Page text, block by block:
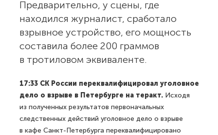
Предварительно, у сцены, где
находился журналист, сработало
взрывное устройство, его мощность
составила более 200 граммов
в тротиловом эквиваленте.
17:33 СК России переквалифицировал уголовное
дело о взрыве в Петербурге на теракт. Исходя
из полученных результатов первоначальных
следственных действий уголовное дело о взрыве
в кафе Санкт-Петербурга переквалифицировано